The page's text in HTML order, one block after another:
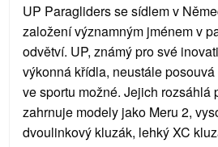
UP Paragliders se sídlem v
založení významným jménem v
odvětví. UP, známý pro své
výkonná křídla, neustále
ve sportu možné. Jejich rozsáhlá
zahrnuje modely jako Meru 2,
dvoulinkový kluzák, lehký XC